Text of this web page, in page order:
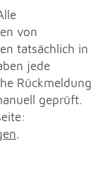
von
tatsächlich in
jede
Rückmeldung
geprüft.
.